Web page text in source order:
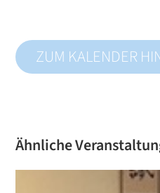
ZUM KALENDER
Ähnliche